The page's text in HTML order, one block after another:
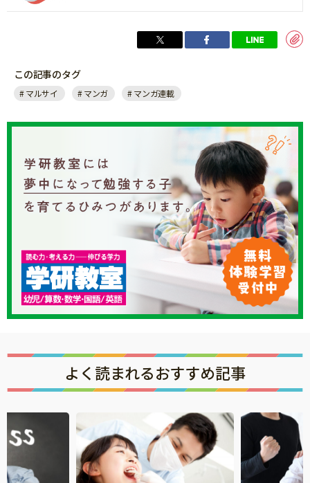
この記事のタグ
マルサイ マンガ マンガ連載
よく読まれるおすすめ記事